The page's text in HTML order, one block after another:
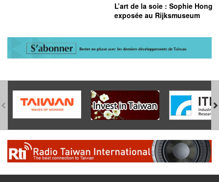
L’art de la soie : Sophie Hong
exposée au Rijksmuseum